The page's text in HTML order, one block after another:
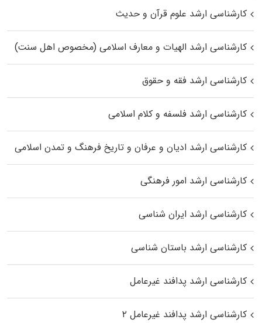
کارشناسی ارشد علوم قرآن و حدیث
کارشناسی ارشد الهیات و معارف اسلامی (مخصوص اهل سنت)
کارشناسی ارشد فقه و حقوق
کارشناسی ارشد فلسفه و کلام اسلامی
کارشناسی ارشد ادیان و عرفان و تاریخ فرهنگ و تمدن اسلامی
کارشناسی ارشد امور فرهنگی
کارشناسی ارشد ایران شناسی
کارشناسی ارشد باستان شناسی
کارشناسی ارشد پدافند غیرعامل
کارشناسی ارشد پدافند غیرعامل ۲